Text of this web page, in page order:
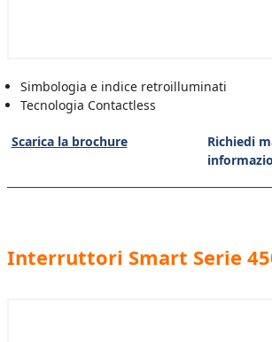
Simbologia e indice retroilluminati
Tecnologia Contactless
Scarica la brochure
Richiedi
Interruttori Smart Serie